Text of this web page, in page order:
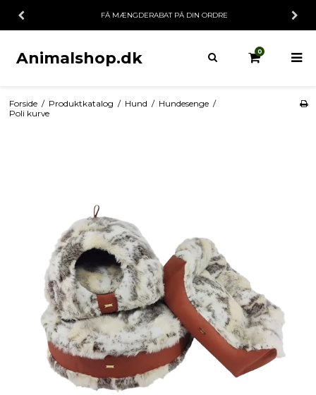
FÅ MÆNGDERABAT PÅ DIN ORDRE
Animalshop.dk 0
Forside / Produktkatalog / Hund / Hundesenge /
Poli kurve